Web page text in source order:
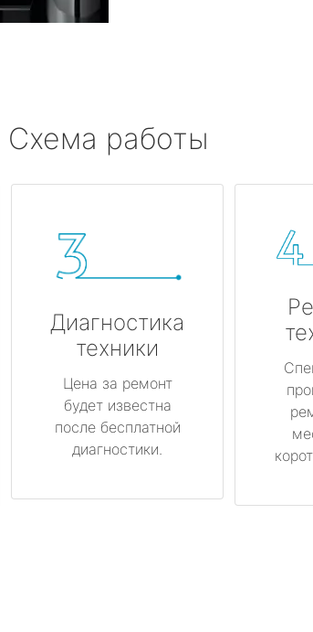
Схема работы
Диагностика
техники
Цена за ремонт
будет известна
после бесплатной
диагностики.